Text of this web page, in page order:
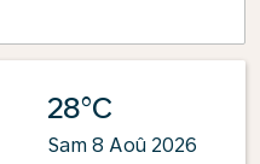
28°C
Sam 8 Aoû 2026